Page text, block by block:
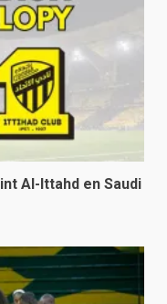
Al-Ittahd en Saudi